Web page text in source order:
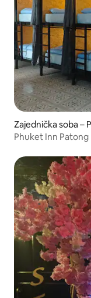
Zajednička soba –
Phuket Inn Patong